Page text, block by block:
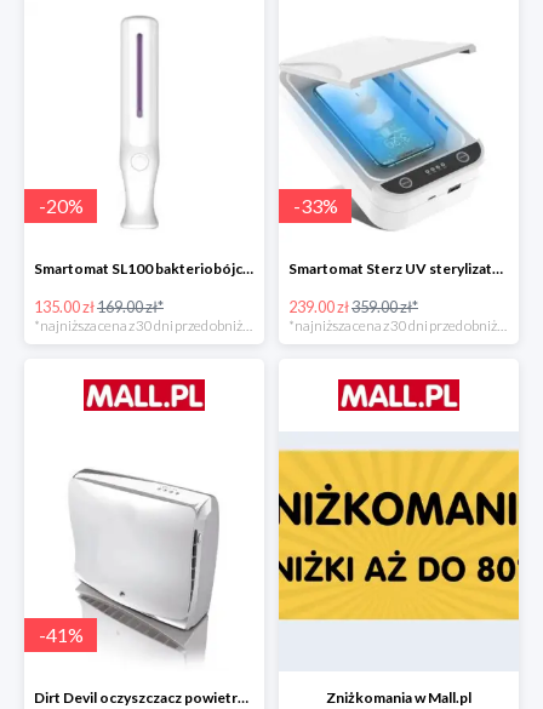
-20%
Smartomat SL100 bakteriobójcza lampa UV -20%
135.00 zł169.00 zł*
-33%
Smartomat Sterz UV sterylizator -33%
239.00 zł359.00 zł*
-41%
Dirt Devil oczyszczacz powietrza Pureza 350 -41% Zniżkomania w Mall.pl